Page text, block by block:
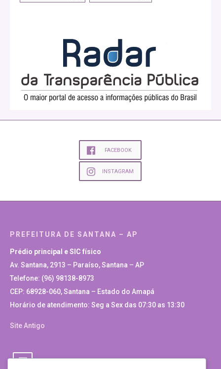
FACEBOOK
INSTAGRAM
PREFEITURA DE SANTANA – AP
Prédio principal e SIC físico
Av. Santana, 2913 – Paraíso, Santana – AP
Telefone: (96) 98138-8973
CEP: 68928-060, Santana – Estado do Amapá
Horário de atendimento: Seg a Sex das 07:30 as 13:30
Site Antigo